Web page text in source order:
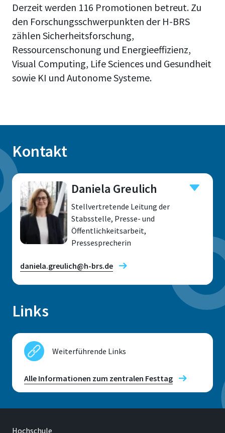
Derzeit werden 116 Promotionen betreut. Zu
den Forschungsschwerpunkten der H-BRS
zählen Sicherheitsforschung,
Ressourcenschonung und Energieeffizienz,
Visual Computing, Life Sciences und Gesundheit
sowie KI und Autonome Systeme.
Kontakt
Daniela Greulich
Stellvertretende Leitung der
Stabsstelle, Presse- und
Öffentlichkeitsarbeit,
Pressesprecherin
daniela.greulich@h-brs.de
Sankt Augustin
Raum
E 237
Grantham-Allee 20
Links
Weiterführende Links
Alle Informationen zum zentralen Festtag
Hochschule